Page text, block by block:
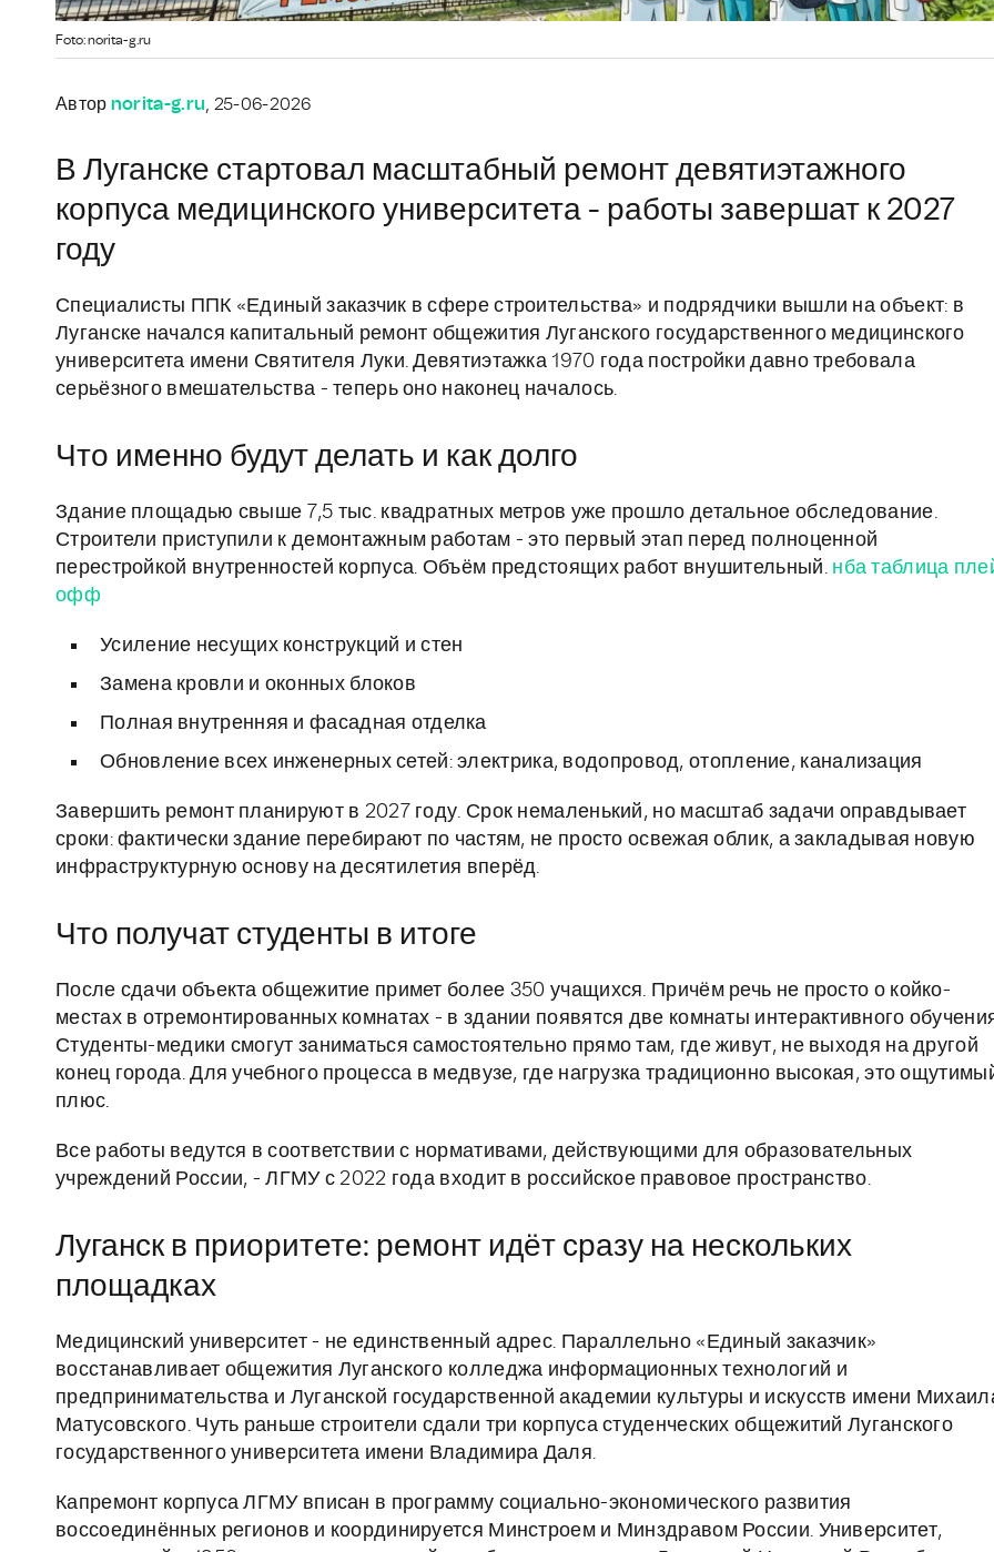
Foto: norita-g.ru
Автор norita-g.ru, 25-06-2026
В Луганске стартовал масштабный ремонт девятиэтажного
корпуса медицинского университета - работы завершат к 2027
году
Специалисты ППК «Единый заказчик в сфере строительства» и подрядчики вышли на объект: в
Луганске начался капитальный ремонт общежития Луганского государственного медицинского
университета имени Святителя Луки. Девятиэтажка 1970 года постройки давно требовала
серьёзного вмешательства - теперь оно наконец началось.
Что именно будут делать и как долго
Здание площадью свыше 7,5 тыс. квадратных метров уже прошло детальное обследование.
Строители приступили к демонтажным работам - это первый этап перед полноценной
перестройкой внутренностей корпуса. Объём предстоящих работ внушительный. нба таблица
офф
Усиление несущих конструкций и стен
Замена кровли и оконных блоков
Полная внутренняя и фасадная отделка
Обновление всех инженерных сетей: электрика, водопровод, отопление, канализация
Завершить ремонт планируют в 2027 году. Срок немаленький, но масштаб задачи оправдывает
сроки: фактически здание перебирают по частям, не просто освежая облик, а закладывая новую
инфраструктурную основу на десятилетия вперёд.
Что получат студенты в итоге
После сдачи объекта общежитие примет более 350 учащихся. Причём речь не просто о койко-
местах в отремонтированных комнатах - в здании появятся две комнаты интерактивного
Студенты-медики смогут заниматься самостоятельно прямо там, где живут, не выходя на другой
конец города. Для учебного процесса в медвузе, где нагрузка традиционно высокая, это
плюс.
Все работы ведутся в соответствии с нормативами, действующими для образовательных
учреждений России, - ЛГМУ с 2022 года входит в российское правовое пространство.
Луганск в приоритете: ремонт идёт сразу на нескольких
площадках
Медицинский университет - не единственный адрес. Параллельно «Единый заказчик»
восстанавливает общежития Луганского колледжа информационных технологий и
предпринимательства и Луганской государственной академии культуры и искусств имени
Матусовского. Чуть раньше строители сдали три корпуса студенческих общежитий Луганского
государственного университета имени Владимира Даля.
Капремонт корпуса ЛГМУ вписан в программу социально-экономического развития
воссоединённых регионов и координируется Минстроем и Минздравом России. Университет,